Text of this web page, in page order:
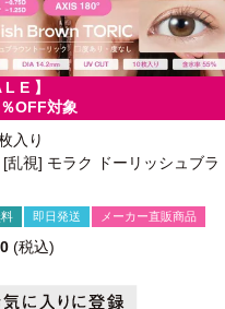
L E 】
OFF対象
入り
乱視] モラク ドーリッシュブラ
即日発送 メーカー直販商品
税込